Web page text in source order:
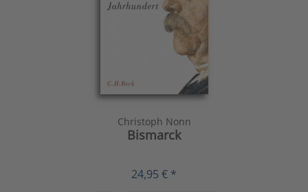
Christoph Nonn
Bismarck
24,95 € *